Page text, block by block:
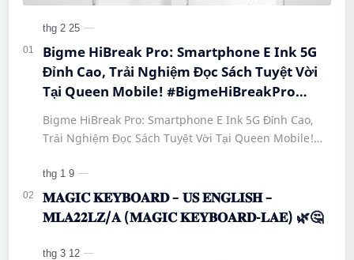
Bigme HiBreak Pro: Smartphone E Ink 5G
Đỉnh Cao, Trải Nghiệm Đọc Sách Tuyệt Vời
Tại Queen Mobile! #BigmeHiBreakPro
#SmartphoneEInk #QueenMobile
#HiBreakPro5G #DienThoaiDocSach
#CongNgheMoi #MuaSamThongMinh
#EInkPhone #5GSmartphone
Bigme HiBreak Pro: Smartphone E Ink 5G Đỉnh Cao,
Trải Nghiệm Đọc Sách Tuyệt Vời Tại Queen Mobile!
#Hi…
𝐌𝐀𝐆𝐈𝐂 𝐊𝐄𝐘𝐁𝐎𝐀𝐑𝐃 – 𝐔𝐒 𝐄𝐍𝐆𝐋𝐈𝐒𝐇 –
𝐌𝐋𝐀𝟐𝟐𝐋𝐙/𝐀 (𝐌𝐀𝐆𝐈𝐂 𝐊𝐄𝐘𝐁𝐎𝐀𝐑𝐃-𝐋𝐀𝐄) 🌿🤔